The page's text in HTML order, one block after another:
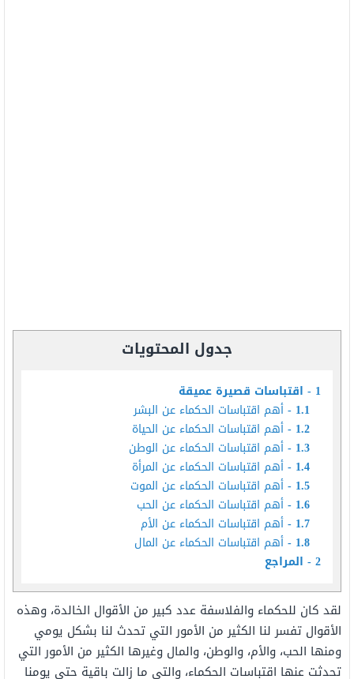
جدول المحتويات
1
اقتباسات قصيرة عميقة
1.1
أهم اقتباسات الحكماء عن البشر
1.2
أهم اقتباسات الحكماء عن الحياة
1.3
أهم اقتباسات الحكماء عن الوطن
1.4
أهم اقتباسات الحكماء عن المرأة
1.5
أهم اقتباسات الحكماء عن الموت
1.6
أهم اقتباسات الحكماء عن الحب
1.7
أهم اقتباسات الحكماء عن الأم
1.8
أهم اقتباسات الحكماء عن المال
2 المراجع
لقد كان للحكماء والفلاسفة عدد كبير من الأقوال الخالدة، وهذه
الأقوال تفسر لنا الكثير من الأمور التي تحدث لنا بشكل يومي
ومنها الحب، والأم، والوطن، والمال وغيرها الكثير من الأمور التي
تحدثت عنها اقتباسات الحكماء، والتي ما زالت باقية حتى يومنا